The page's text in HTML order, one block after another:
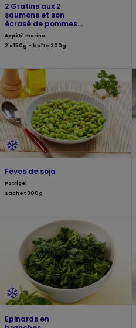
2 Gratins aux 2
saumons et son
écrasé de pommes
de terre
Appéti' marine
2 x 150g - boîte 300g
Fèves de soja
Patrigel
sachet 300g
Epinards en